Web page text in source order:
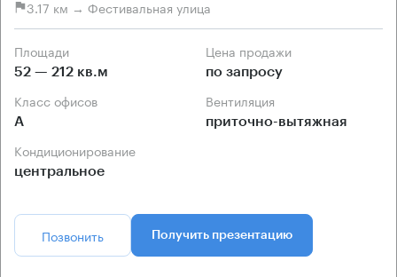
3.17 км → Фестивальная улица
Площади
52 — 212 кв.м
Цена продажи
по запросу
Класс офисов
А
Вентиляция
приточно-вытяжная
Кондиционирование
центральное
Позвонить Получить презентацию